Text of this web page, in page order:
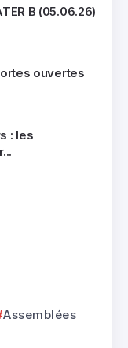
B (05.06.26)
ouvertes
: les
(16.06.26)
B (05.06.26)
Assemblées